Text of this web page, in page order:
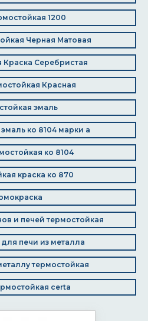
1200
Черная Матовая
Краска Серебристая
Красная
эмаль
ко 8104 марки а
ко 8104
краска ко 870
и печей термостойкая
печи из металла
термостойкая
certa